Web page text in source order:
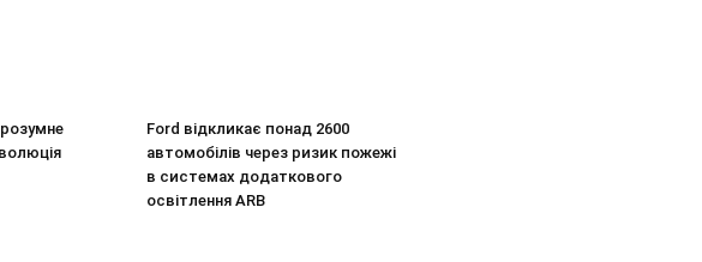
Ford відкликає понад 2600
автомобілів через ризик пожежі
в системах додаткового
освітлення ARB